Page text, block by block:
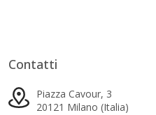
Contatti
Piazza Cavour, 3
20121 Milano (Italia)